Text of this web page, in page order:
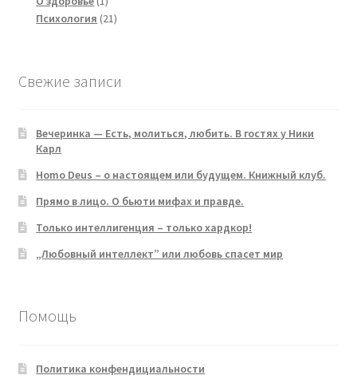
product
Психология 2121
Свежие записи
Вечеринка — Есть, молиться, любить. В гостях у Ники
Карл
Homo Deus – о настоящем или будущем. Книжный клуб.
Прямо в лицо. О бьюти мифах и правде.
Только интеллигенция – только хардкор!
„Любовный интеллект” или любовь спасет мир
Помощь
Политика конфендициальности